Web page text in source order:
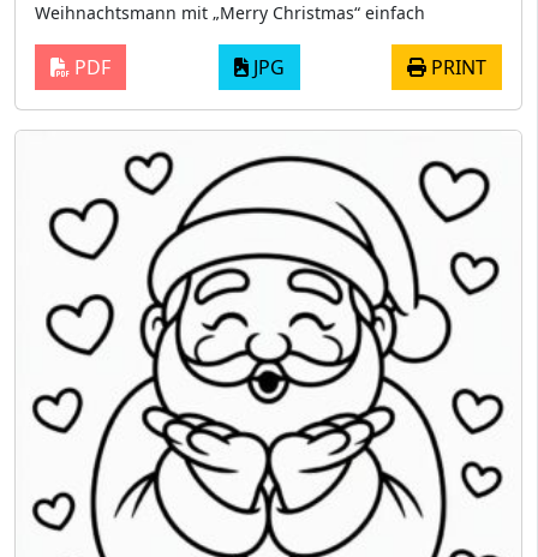
Weihnachtsmann mit „Merry Christmas“ einfach
PDF JPG PRINT